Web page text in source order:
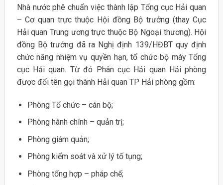
Nhà nước phê chuẩn việc thành lập Tổng cục Hải quan
– Cơ quan trực thuộc Hội đồng Bộ trưởng (thay Cục
Hải quan Trung ương trực thuộc Bộ Ngoại thương). Hội
đồng Bộ trưởng đã ra Nghị định 139/HĐBT quy định
chức năng nhiệm vụ quyền hạn, tổ chức bộ máy Tổng
cục Hải quan. Từ đó Phân cục Hải quan Hải phòng
được đổi tên gọi thành Hải quan TP Hải phòng gồm:
Phòng Tổ chức – cán bộ;
Phòng hành chính – quản trị;
Phòng giám quản;
Phòng kiểm soát và xử lý tố tụng;
Phòng tổng hợp – pháp chế;